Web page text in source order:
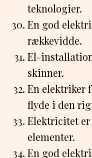
teknologier.
En god
rækkevidde.
El-
skinner.
En elektriker
flyde i den
Elektricitet
elementer.
En god